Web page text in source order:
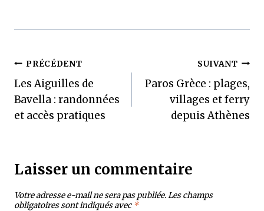
Navigation
de
l’article
PRÉCÉDENT
Les Aiguilles de
Bavella : randonnées
et accès pratiques
SUIVANT
Paros Grèce : plages,
villages et ferry
depuis Athènes
Laisser un commentaire
Votre adresse e-mail ne sera pas publiée.Les champs
obligatoires sont indiqués avec *